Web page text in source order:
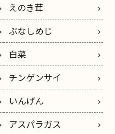
えのき茸
ぶなしめじ
白菜
チンゲンサイ
いんげん
アスパラガス